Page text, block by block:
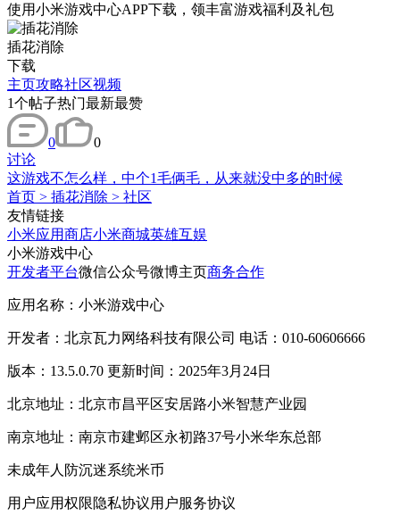
使用小米游戏中心APP下载 ，领丰富游戏福利 及礼包
插花消除
下载
主页攻略社区视频
1个帖子热门最新最赞
0
0
讨论
这游戏不怎么样，中个1毛俩毛，从来就没中多的时候
首页 > 插花消除 > 社区
友情链接
小米应用商店小米商城英雄互娱
小米游戏中心
开发者平台微信公众号微博主页商务合作
应用名称：小米游戏中心
开发者：北京瓦力网络科技有限公司 电话：010-60606666
版本：13.5.0.70 更新时间：2025年3月24日
北京地址：北京市昌平区安居路小米智慧产业园
南京地址：南京市建邺区永初路37号小米华东总部
未成年人防沉迷系统米币
用户应用权限隐私协议用户服务协议